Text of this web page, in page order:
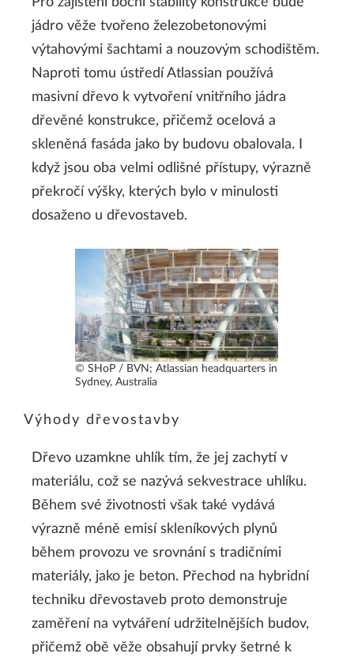
jádro věže tvořeno železobetonovými
výtahovými šachtami a nouzovým schodištěm.
Naproti tomu ústředí Atlassian používá
masivní dřevo k vytvoření vnitřního jádra
dřevěné konstrukce, přičemž ocelová a
skleněná fasáda jako by budovu obalovala. I
když jsou oba velmi odlišné přístupy, výrazně
překročí výšky, kterých bylo v minulosti
dosaženo u dřevostaveb.
© SHoP / BVN; Atlassian headquarters in
Sydney, Australia
Výhody dřevostavby
Dřevo uzamkne uhlík tím, že jej zachytí v
materiálu, což se nazývá sekvestrace uhlíku.
Během své životnosti však také vydává
výrazně méně emisí skleníkových plynů
během provozu ve srovnání s tradičními
materiály, jako je beton. Přechod na hybridní
techniku dřevostaveb proto demonstruje
zaměření na vytváření udržitelnějších budov,
přičemž obě věže obsahují prvky šetrné k